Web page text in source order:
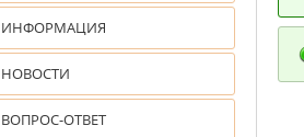
ИНФОРМАЦИЯ
НОВОСТИ
ВОПРОС-ОТВЕТ